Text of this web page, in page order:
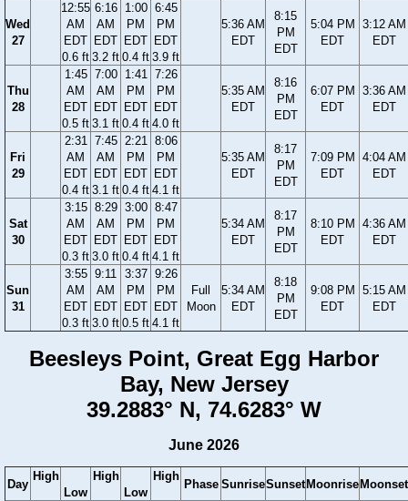
Wed
27
12:55
AM
EDT
0.6 ft
6:16
AM
EDT
3.2 ft
1:00
PM
EDT
0.4 ft
6:45
PM
EDT
3.9 ft
5:36 AM
EDT
8:15
PM
EDT
5:04 PM
EDT
3:12 AM
EDT
Thu
28
1:45
AM
EDT
0.5 ft
7:00
AM
EDT
3.1 ft
1:41
PM
EDT
0.4 ft
7:26
PM
EDT
4.0 ft
5:35 AM
EDT
8:16
PM
EDT
6:07 PM
EDT
3:36 AM
EDT
Fri
29
2:31
AM
EDT
0.4 ft
7:45
AM
EDT
3.1 ft
2:21
PM
EDT
0.4 ft
8:06
PM
EDT
4.1 ft
5:35 AM
EDT
8:17
PM
EDT
7:09 PM
EDT
4:04 AM
EDT
Sat
30
3:15
AM
EDT
0.3 ft
8:29
AM
EDT
3.0 ft
3:00
PM
EDT
0.4 ft
8:47
PM
EDT
4.1 ft
5:34 AM
EDT
8:17
PM
EDT
8:10 PM
EDT
4:36 AM
EDT
Sun
31
3:55
AM
EDT
0.3 ft
9:11
AM
EDT
3.0 ft
3:37
PM
EDT
0.5 ft
9:26
PM
EDT
4.1 ft
Full
Moon
5:34 AM
EDT
8:18
PM
EDT
9:08 PM
EDT
5:15 AM
EDT
Beesleys Point, Great Egg Harbor
Bay, New Jersey
39.2883° N, 74.6283° W
June 2026
Day
High
Low
High
Low
High
Phase SunriseSunsetMoonriseMoonset